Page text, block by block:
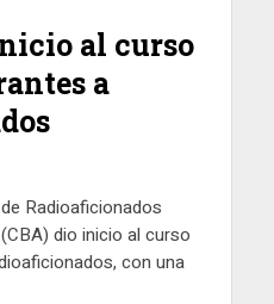
al curso
a
Radioaficionados
dio inicio al curso
con una